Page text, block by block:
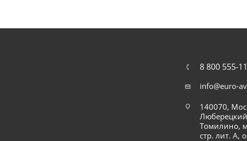
8 800 555-
info@euro-
140070,
Томилино,
стр. лит. А,